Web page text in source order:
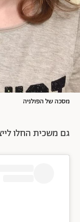
מסכה של הפולניה
גם משכית החלו